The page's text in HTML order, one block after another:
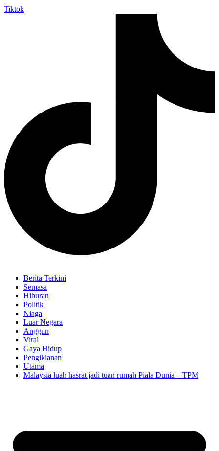
Tiktok
Berita Terkini
Semasa
Hiburan
Politik
Niaga
Luar Negara
Anggun
Viral
Gaya Hidup
Pengiklanan
Utama
Malaysia luah hasrat jadi tuan rumah Piala Dunia – TPM